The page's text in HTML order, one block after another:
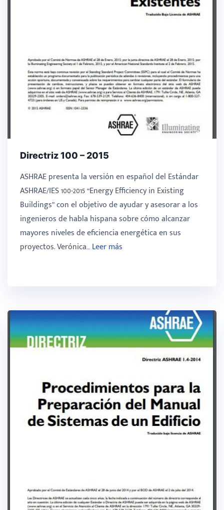
Directriz 100 – 2015
ASHRAE presenta la versión en español del Estándar
ASHRAE/IES 100-2015 “Energy Efficiency in Existing
Buildings” con el objetivo de ayudar y asesorar a los
ingenieros de habla hispana sobre cómo alcanzar
mayores niveles de eficiencia energética en sus
proyectos. Verónica…Leer más